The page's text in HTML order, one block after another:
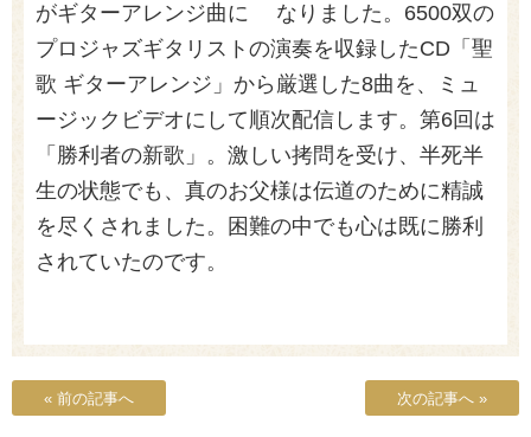
がギターアレンジ曲に なりました。6500双の
プロジャズギタリストの演奏を収録したCD「聖
歌 ギターアレンジ」から厳選した8曲を、ミュ
ージックビデオにして順次配信します。第6回は
「勝利者の新歌」。激しい拷問を受け、半死半
生の状態でも、真のお父様は伝道のために精誠
を尽くされました。困難の中でも心は既に勝利
されていたのです。
« 前の記事へ 次の記事へ »